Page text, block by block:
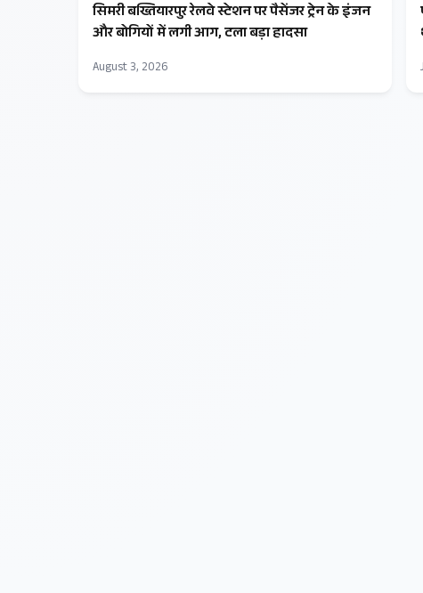
सिमरी बख्तियारपुर रेलवे स्टेशन पर पैसेंजर ट्रेन के इंजन
और बोगियों में लगी आग, टला बड़ा हादसा
August 3, 2026